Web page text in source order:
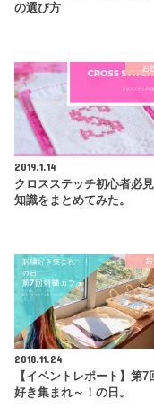
の選び方
お
2019.1.14
クロスステッチ初心者必
知識をまとめてみた。
2018.11.24
【イベントレポート】第7
好き集まれ～！の日。